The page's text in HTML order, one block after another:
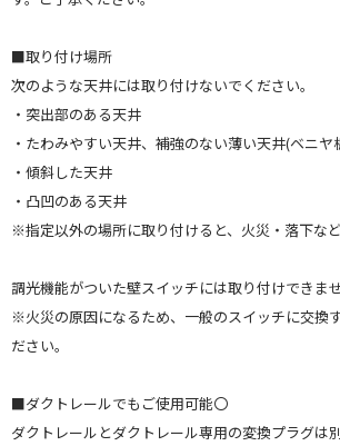
■取り付け場所
次のような天井には取り付けないでください。
・突出部のある天井
・たわみやすい天井、補強のない薄い天井(ベニ
・傾斜した天井
・凸凹のある天井
※指定以外の場所に取り付けると、火災・落下など
調光機能がついた壁スイッチには取り付けできませ
※火災の原因になるため、一般のスイッチに交換
ださい。
■ダクトレールでもご使用可能〇
ダクトレールとダクトレール専用の変換プラグは